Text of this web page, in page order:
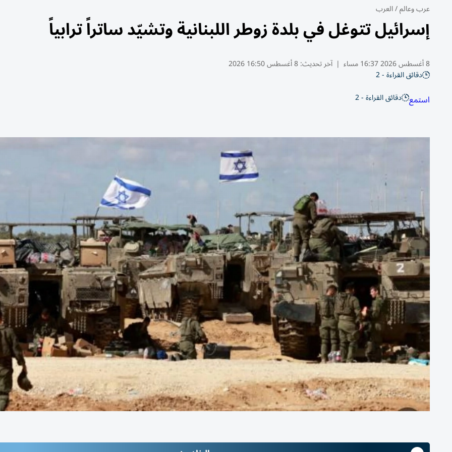
عرب وعالم/العرب
إسرائيل تتوغل في بلدة زوطر اللبنانية وتشيّد ساتراً ترابياً
8 أغسطس 2026 16:37 مساء | آخر تحديث:8 أغسطس 16:50 2026
دقائق القراءة - 2
استمع دقائق القراءة - 2